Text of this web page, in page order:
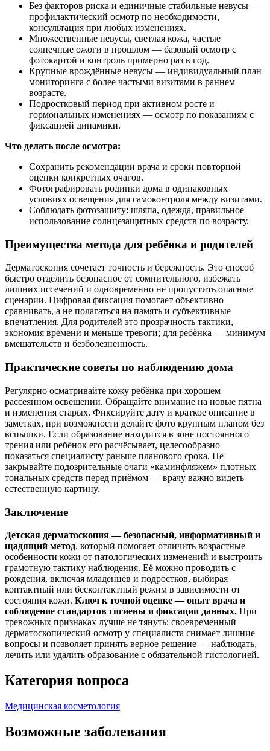
Без факторов риска и единичные стабильные невусы —
профилактический осмотр по необходимости,
консультация при любых изменениях.
Множественные невусы, светлая кожа, частые
солнечные ожоги в прошлом — базовый осмотр с
фотокартой и контроль примерно раз в год.
Крупные врождённые невусы — индивидуальный план
мониторинга с более частыми визитами в раннем
возрасте.
Подростковый период при активном росте и
гормональных изменениях — осмотр по показаниям с
фиксацией динамики.
Что делать после осмотра:
Сохранить рекомендации врача и сроки повторной
оценки конкретных очагов.
Фотографировать родинки дома в одинаковных
условиях освещения для самоконтроля между визитами.
Соблюдать фотозащиту: шляпа, одежда, правильное
использование солнцезащитных средств по возрасту.
Преимущества метода для ребёнка и родителей
Дерматоскопия сочетает точность и бережность. Это способ
быстро отделить безопасное от сомнительного, избежать
лишних иссечений и одновременно не пропустить опасные
сценарии. Цифровая фиксация помогает объективно
сравнивать, а не полагаться на память и субъективные
впечатления. Для родителей это прозрачность тактики,
экономия времени и меньше тревоги; для ребёнка — минимум
вмешательств и безболезненность.
Практические советы по наблюдению дома
Регулярно осматривайте кожу ребёнка при хорошем
рассеянном освещении. Обращайте внимание на новые пятна
и изменения старых. Фиксируйте дату и краткое описание в
заметках, при возможности делайте фото крупным планом без
вспышки. Если образование находится в зоне постоянного
трения или ребёнок его расчёсывает, целесообразно
показаться специалисту раньше планового срока. Не
закрывайте подозрительные очаги «каминфляжем» плотных
тональных средств перед приёмом — врачу важно видеть
естественную картину.
Заключение
Детская дерматоскопия — безопасный, информативный и
щадящий метод, который помогает отличить возрастные
особенности кожи от патологических изменений и выстроить
грамотную тактику наблюдения. Её можно проводить с
рождения, включая младенцев и подростков, выбирая
контактный или бесконтактный режим в зависимости от
состояния кожи. Ключ к точной оценке — опыт врача и
соблюдение стандартов гигиены и фиксации данных. При
тревожных признаках лучше не тянуть: своевременный
дерматоскопический осмотр у специалиста снимает лишние
вопросы и позволяет принять верное решение — наблюдать,
лечить или удалить образование с обязательной гистологией.
Категория вопроса
Медицинская косметология
Возможные заболевания